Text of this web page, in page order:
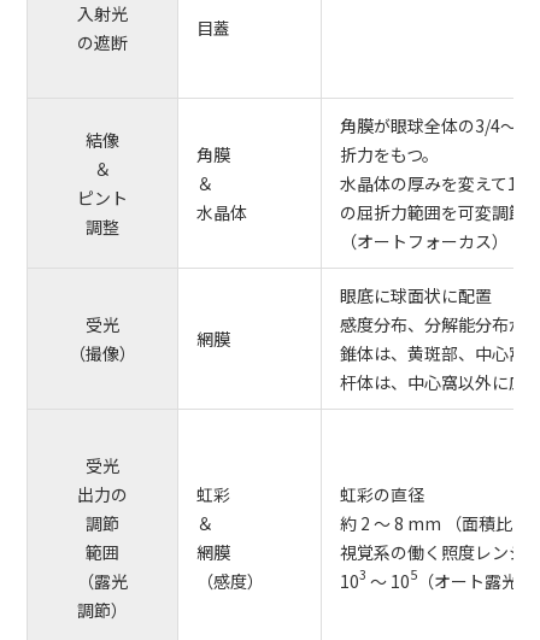
入射光
の遮断
目蓋
結像
＆
ピント
調整
角膜
＆
水晶体
角膜が眼球全体の3/4～2/
折力をもつ。
水晶体の厚みを変えて1/4
の屈折力範囲を可変調節
（オートフォーカス）
受光
（撮像）
網膜
眼底に球面状に配置
感度分布、分解能分布が
錐体は、黄斑部、中心窩
杆体は、中心窩以外に広
受光
出力の
調節
範囲
（露光
調節）
虹彩
＆
網膜
（感度）
虹彩の直径
約 2 ～ 8 mm （面積比 1
視覚系の働く照度レンジ
103 ～ 105 （オート露光）